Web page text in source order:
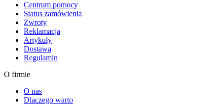
Centrum pomocy
Status zamówienia
Zwroty
Reklamacja
Artykuły
Dostawa
Regulamin
O firmie
O nas
Dlaczego warto